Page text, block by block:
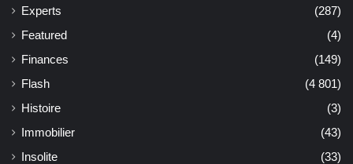
Experts
(287)
Featured
(4)
Finances
(149)
Flash
(4 801)
Histoire
(3)
Immobilier
(43)
Insolite
(33)